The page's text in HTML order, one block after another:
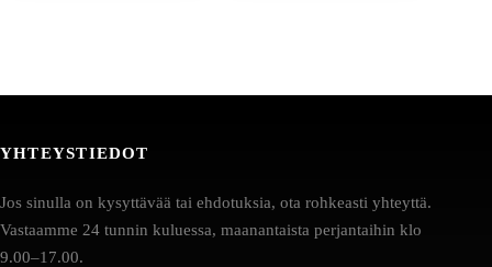
YHTEYSTIEDOT
Jos sinulla on kysyttävää tai ehdotuksia, ota rohkeasti yhteyttä.
Vastaamme 24 tunnin kuluessa, maanantaista perjantaihin klo
9.00–17.00.